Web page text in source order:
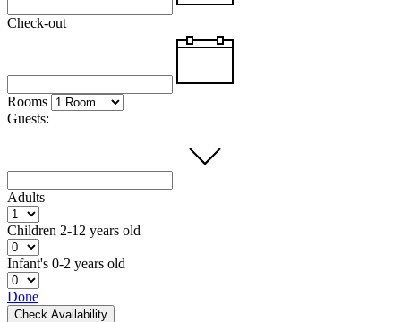
Check-out
Rooms
Guests:
Adults
Children 2-12 years old
Infant's 0-2 years old
Done
Check Availability